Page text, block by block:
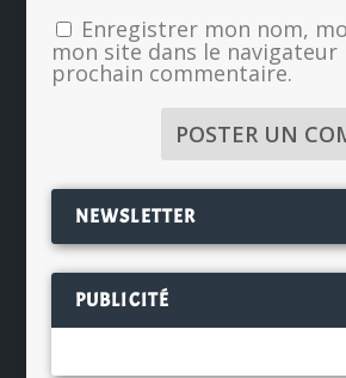
Enregistrer mon nom,
mon site dans le
prochain commentaire.
NEWSLETTER
PUBLICITÉ